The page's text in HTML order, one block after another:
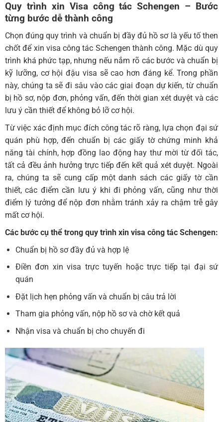
Quy trình xin Visa công tác Schengen – Bước
từng bước dễ thành công
Chọn đúng quy trình và chuẩn bị đầy đủ hồ sơ là yếu tố then
chốt để xin visa công tác Schengen thành công. Mặc dù quy
trình khá phức tạp, nhưng nếu nắm rõ các bước và chuẩn bị
kỹ lưỡng, cơ hội đậu visa sẽ cao hơn đáng kể. Trong phần
này, chúng ta sẽ đi sâu vào các giai đoạn dự kiến, từ chuẩn
bị hồ sơ, nộp đơn, phỏng vấn, đến thời gian xét duyệt và các
lưu ý cần thiết để không bỏ lỡ cơ hội.
Từ việc xác định mục đích công tác rõ ràng, lựa chọn đại sứ
quán phù hợp, đến chuẩn bị các giấy tờ chứng minh khả
năng tài chính, hợp đồng lao động hay thư mời từ đối tác,
tất cả đều ảnh hưởng trực tiếp đến kết quả xét duyệt. Ngoài
ra, chúng ta sẽ cung cấp một danh sách các giấy tờ cần
thiết, các điểm cần lưu ý khi đi phỏng vấn, cũng như thời
điểm lý tưởng để nộp đơn nhằm tránh xảy ra chậm trễ gây
mất cơ hội.
Các bước cụ thể trong quy trình xin visa công tác Schengen:
Chuẩn bị hồ sơ đầy đủ và hợp lệ
Điền đơn xin visa trực tuyến hoặc trực tiếp tại đại sứ
quán
Đặt lịch hẹn phỏng vấn và chuẩn bị câu trả lời
Tham gia phỏng vấn, nộp hồ sơ và chờ kết quả
Nhận visa và chuẩn bị cho chuyến đi